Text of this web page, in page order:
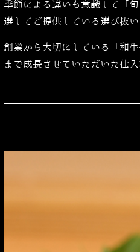
季節による違いも意識して「
選してご提供している選び抜
創業から大切にしている「和
まで成長させていただいた仕